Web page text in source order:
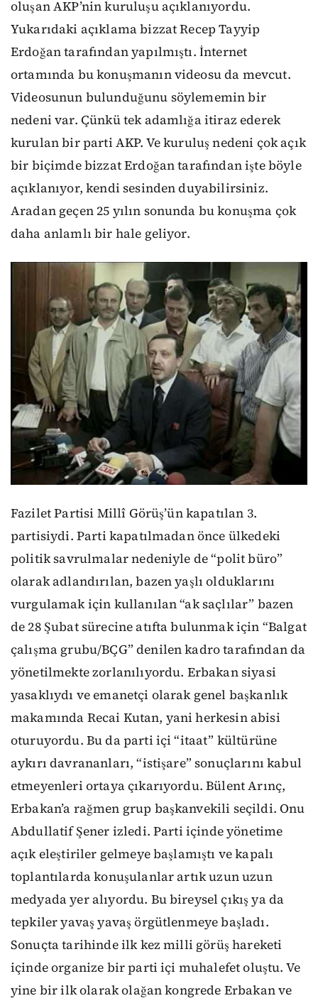
oluşan AKP’nin kuruluşu açıklanıyordu.
Yukarıdaki açıklama bizzat Recep Tayyip
Erdoğan tarafından yapılmıştı. İnternet
ortamında bu konuşmanın videosu da mevcut.
Videosunun bulunduğunu söylememin bir
nedeni var. Çünkü tek adamlığa itiraz ederek
kurulan bir parti AKP. Ve kuruluş nedeni çok açık
bir biçimde bizzat Erdoğan tarafından işte böyle
açıklanıyor, kendi sesinden duyabilirsiniz.
Aradan geçen 25 yılın sonunda bu konuşma çok
daha anlamlı bir hale geliyor.
Fazilet Partisi Millî Görüş’ün kapatılan 3.
partisiydi. Parti kapatılmadan önce ülkedeki
politik savrulmalar nedeniyle de “polit büro”
olarak adlandırılan, bazen yaşlı olduklarını
vurgulamak için kullanılan “ak saçlılar” bazen
de 28 Şubat sürecine atıfta bulunmak için “Balgat
çalışma grubu/BÇG” denilen kadro tarafından da
yönetilmekte zorlanılıyordu. Erbakan siyasi
yasaklıydı ve emanetçi olarak genel başkanlık
makamında Recai Kutan, yani herkesin abisi
oturuyordu. Bu da parti içi “itaat” kültürüne
aykırı davrananları, “istişare” sonuçlarını kabul
etmeyenleri ortaya çıkarıyordu. Bülent Arınç,
Erbakan’a rağmen grup başkanvekili seçildi. Onu
Abdullatif Şener izledi. Parti içinde yönetime
açık eleştiriler gelmeye başlamıştı ve kapalı
toplantılarda konuşulanlar artık uzun uzun
medyada yer alıyordu. Bu bireysel çıkış ya da
tepkiler yavaş yavaş örgütlenmeye başladı.
Sonuçta tarihinde ilk kez milli görüş hareketi
içinde organize bir parti içi muhalefet oluştu. Ve
yine bir ilk olarak olağan kongrede Erbakan ve